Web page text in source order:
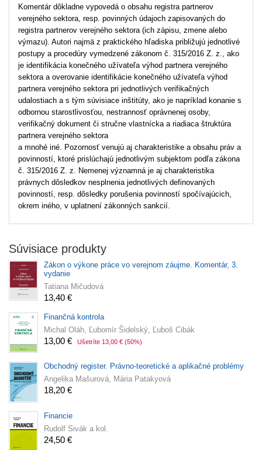
Komentár dôkladne vypovedá o obsahu registra partnerov
verejného sektora, resp. povinných údajoch zapisovaných do
registra partnerov verejného sektora (ich zápisu, zmene alebo
výmazu). Autori najmä z praktického hľadiska približujú jednotlivé
postupy a procedúry vymedzené zákonom č. 315/2016 Z. z., ako
je identifikácia konečného užívateľa výhod partnera verejného
sektora a overovanie identifikácie konečného užívateľa výhod
partnera verejného sektora pri jednotlivých verifikačných
udalostiach a s tým súvisiace inštitúty, ako je napríklad konanie s
odbornou starostlivosťou, nestrannosť oprávnenej osoby,
verifikačný dokument či stručne vlastnícka a riadiaca štruktúra
partnera verejného sektora
a mnohé iné. Pozornosť venujú aj charakteristike a obsahu práv a
povinností, ktoré prislúchajú jednotlivým subjektom podľa zákona
č. 315/2016 Z. z. Nemenej významná je aj charakteristika
právnych dôsledkov nesplnenia jednotlivých definovaných
povinností, resp. dôsledky porušenia povinností spočívajúcich,
okrem iného, v uplatnení zákonných sankcií.
Súvisiace produkty
Zákon o výkone práce vo verejnom záujme. Komentár, 3.
vydanie
Tatiana Mičudová
13,40 €
Finančná kontrola
Michal Oláh, Ľubomír Šidelský, Ľuboš Cibák
13,00 € Ušetríte 13,00 € (50%)
Obchodný register. Právno-teoretické a aplikačné problémy
Angelika Mašurová, Mária Patakyová
18,20 €
Financie
Rudolf Sivák a kol.
24,50 €